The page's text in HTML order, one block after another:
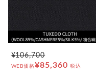
¥106,700
WEB価格¥85,360 税込